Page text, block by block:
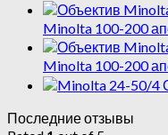
Minolta 100-200
Minolta 100-200
Последние отзывы